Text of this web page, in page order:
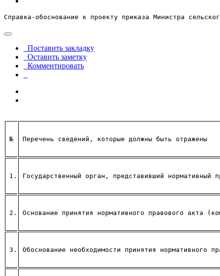
Справка-обоснование к проекту приказа Министра
Поставить закладку
Оставить заметку
Комментировать
№ Перечень сведений, которые должны быть отражены
1. Государственный орган, представивший нормативный
2. Основание принятия нормативного правового акта
3. Обоснование необходимости принятия